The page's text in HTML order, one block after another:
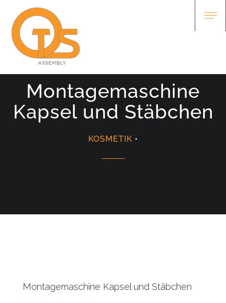
Montagemaschine
Kapsel und Stäbchen
KOSMETIK
Montagemaschine Kapsel und Stäbchen